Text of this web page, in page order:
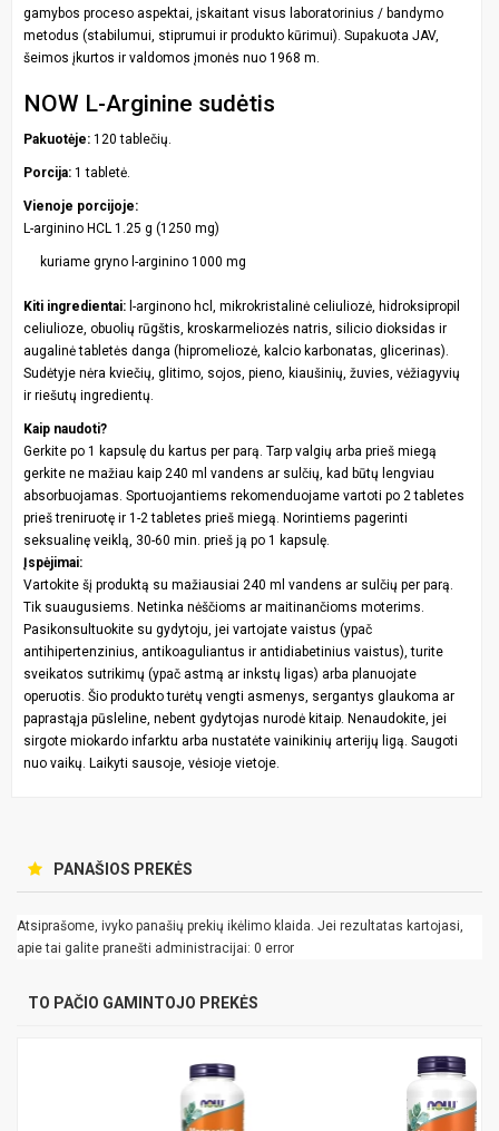
gamybos proceso aspektai, įskaitant visus laboratorinius / bandymo
metodus (stabilumui, stiprumui ir produkto kūrimui). Supakuota JAV,
šeimos įkurtos ir valdomos įmonės nuo 1968 m.
NOW L-Arginine sudėtis
Pakuotėje: 120 tablečių.
Porcija: 1 tabletė.
Vienoje porcijoje:
L-arginino HCL 1.25 g (1250 mg)
kuriame gryno l-arginino 1000 mg
Kiti ingredientai: l-arginono hcl, mikrokristalinė celiuliozė, hidroksipropil
celiulioze, obuolių rūgštis, kroskarmeliozės natris, silicio dioksidas ir
augalinė tabletės danga (hipromeliozė, kalcio karbonatas, glicerinas).
Sudėtyje nėra kviečių, glitimo, sojos, pieno, kiaušinių, žuvies, vėžiagyvių
ir riešutų ingredientų.
Kaip naudoti?
Gerkite po 1 kapsulę du kartus per parą. Tarp valgių arba prieš miegą
gerkite ne mažiau kaip 240 ml vandens ar sulčių, kad būtų lengviau
absorbuojamas. Sportuojantiems rekomenduojame vartoti po 2 tabletes
prieš treniruotę ir 1-2 tabletes prieš miegą. Norintiems pagerinti
seksualinę veiklą, 30-60 min. prieš ją po 1 kapsulę.
Įspėjimai:
Vartokite šį produktą su mažiausiai 240 ml vandens ar sulčių per parą.
Tik suaugusiems. Netinka nėščioms ar maitinančioms moterims.
Pasikonsultuokite su gydytoju, jei vartojate vaistus (ypač
antihipertenzinius, antikoaguliantus ir antidiabetinius vaistus), turite
sveikatos sutrikimų (ypač astmą ar inkstų ligas) arba planuojate
operuotis. Šio produkto turėtų vengti asmenys, sergantys glaukoma ar
paprastąja pūsleline, nebent gydytojas nurodė kitaip. Nenaudokite, jei
sirgote miokardo infarktu arba nustatėte vainikinių arterijų ligą. Saugoti
nuo vaikų. Laikyti sausoje, vėsioje vietoje.
PANAŠIOS PREKĖS
Atsiprašome, ivyko panašių prekių ikėlimo klaida. Jei rezultatas kartojasi,
apie tai galite pranešti administracijai: 0 error
TO PAČIO GAMINTOJO PREKĖS